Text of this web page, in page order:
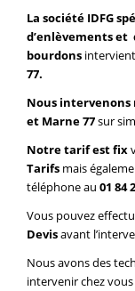
La société IDFG
d’enlèvements et
bourdons
77.
Nous intervenons
et Marne 77sur
Notre tarif est fix
Tarifs mais
téléphone au 01 84
Vous pouvez
Devisavant
Nous avons des
intervenir chez vous